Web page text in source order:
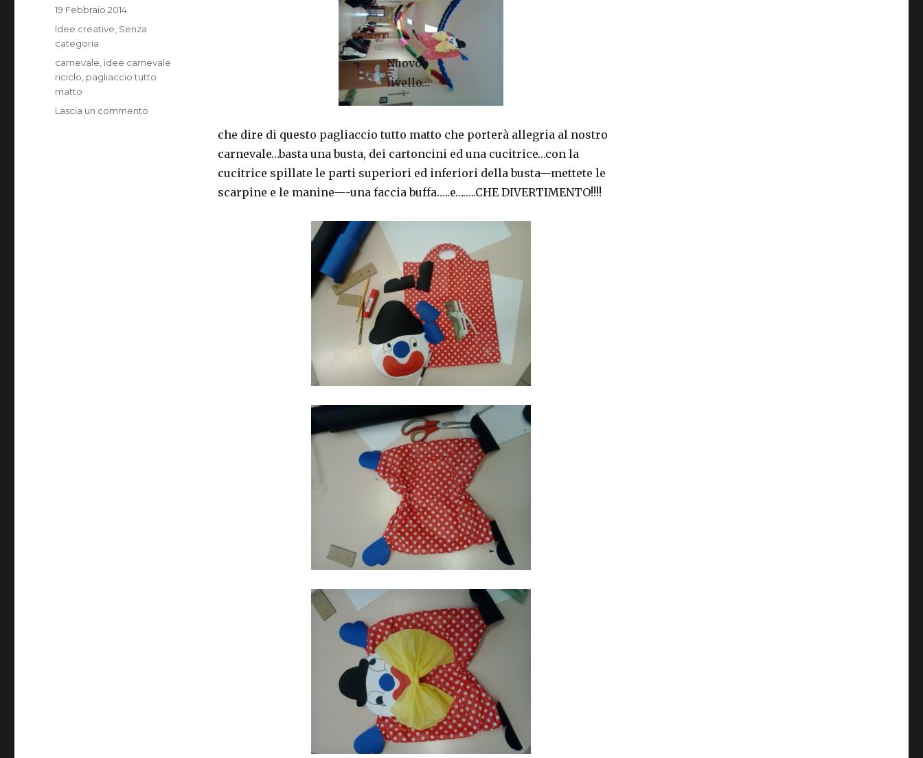
che dire di questo pagliaccio tutto matto che porterà allegria al nostro
carnevale…basta una busta, dei cartoncini ed una cucitrice…con la
cucitrice spillate le parti superiori ed inferiori della busta—mettete le
scarpine e le manine—-una faccia buffa…..e……..CHE DIVERTIMENTO!!!!
Nuovo
livello…
Pubblicato
19 Febbraio 2014
Categorie
Idee creative Senza
categoria
Tag
carnevale idee carnevale
riciclo pagliaccio tutto
matto
Lascia un commento